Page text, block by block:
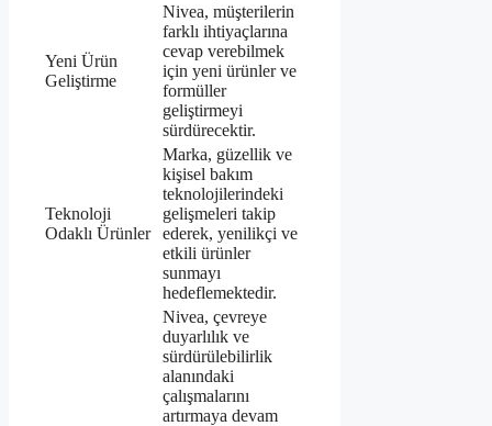
Yeni Ürün
Geliştirme
Nivea, müşterilerin
farklı ihtiyaçlarına
cevap verebilmek
için yeni ürünler ve
formüller
geliştirmeyi
sürdürecektir.
Teknoloji
Odaklı Ürünler
Marka, güzellik ve
kişisel bakım
teknolojilerindeki
gelişmeleri takip
ederek, yenilikçi ve
etkili ürünler
sunmayı
hedeflemektedir.
Nivea, çevreye
duyarlılık ve
sürdürülebilirlik
alanındaki
çalışmalarını
artırmaya devam